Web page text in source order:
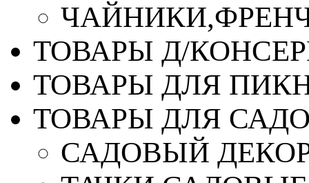
ТОВАРЫ Д/
ТОВАРЫ ДЛЯ
ТОВАРЫ ДЛЯ
САДОВЫЙ